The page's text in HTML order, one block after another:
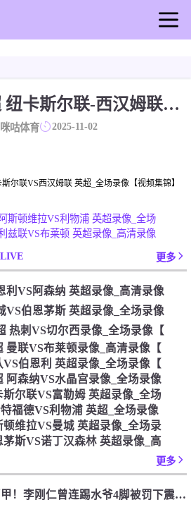
2025-11-02 英超 纽卡斯尔联-西汉姆联 录像[咪咕体育]
咕体育 2025-11-02
尔联VS西汉姆联 英超_全场录像【视频集锦】
斯顿维拉VS利物浦 英超录像_全场
兹联VS布莱顿 英超录像_高清录像
更多
利VS阿森纳 英超录像_高清录像
VS伯恩茅斯 英超录像_全场录像
热刺VS切尔西录像_全场录像【
曼联VS布莱顿录像_高清录像【
VS伯恩利 英超录像_全场录像【
阿森纳VS水晶宫录像_全场录像
斯尔联VS富勒姆 英超录像_全场
福德VS利物浦 英超_全场录像
顿维拉VS曼城 英超录像_全场录
茅斯VS诺丁汉森林 英超录像_高
更多
【精彩剪辑】重回西甲！李刚仁曾连踢水爷4脚被罚下震惊足坛